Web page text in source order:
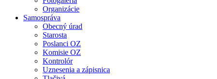
Organizácie
Samospráva
Obecný úrad
Starosta
Poslanci OZ
Komisie OZ
Kontrolór
Uznesenia a zápisnica